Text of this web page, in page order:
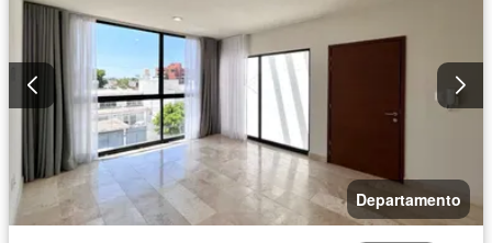
Departamento